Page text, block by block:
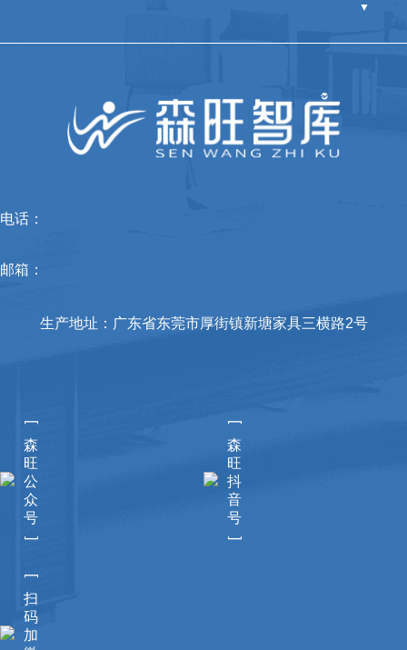
▼
电话：
邮箱：
生产地址：广东省东莞市厚街镇新塘家具三横路2号
[
森
旺
公
众
号
]
[
森
旺
抖
音
号
]
[
扫
码
加